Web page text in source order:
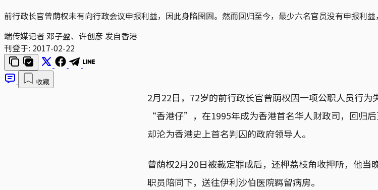
前行政长官曾荫权未有向行政会议申报利益，因此身陷囹圄。然而回归至今，最少六名官员没有申报利
端传媒记者 邓子盈、许创彦 发自香港
刊登于: 2017-02-22
收藏
2月22日，72岁的前行政长官曾荫权因一项公职人员行为
“香港仔”，在1995年成为香港首名华人财政司，回归
却沦为香港史上首名判囚的政府领导人。
曾荫权2月20日被裁定罪成后，还柙荔枝角收押所，他当
职员陪同下，送往伊利沙伯医院羁留病房。